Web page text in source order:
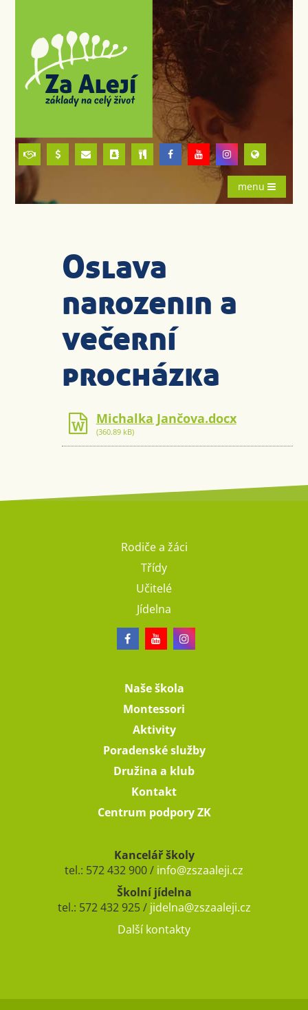
menu
Oslava
narozenin a
večerní
procházka
Michalka Jančova.docx
(360.89 kB)
Rodiče a žáci
Třídy
Učitelé
Jídelna
Naše škola
Montessori
Aktivity
Poradenské služby
Družina a klub
Kontakt
Centrum podpory ZK
Kancelář školy
tel.: 572 432 900 / info@zszaaleji.cz
Školní jídelna
tel.: 572 432 925 / jidelna@zszaaleji.cz
Další kontakty